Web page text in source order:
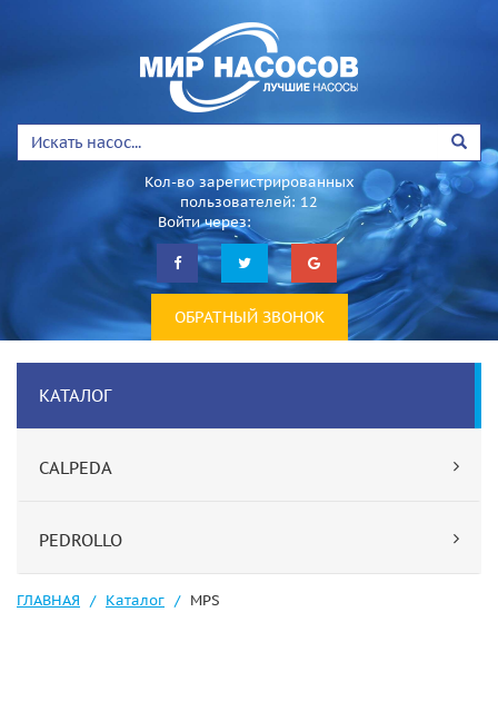
Кол-во зарегистрированных
пользователей: 12
Войти через:
ОБРАТНЫЙ ЗВОНОК
КАТАЛОГ
CALPEDA
PEDROLLO
ГЛАВНАЯ Каталог MPS